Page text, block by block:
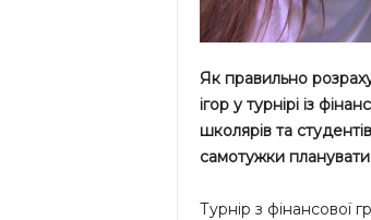
Як правильно
ігор у турнірі із
школярів та
самотужки
Турнір з фінансової